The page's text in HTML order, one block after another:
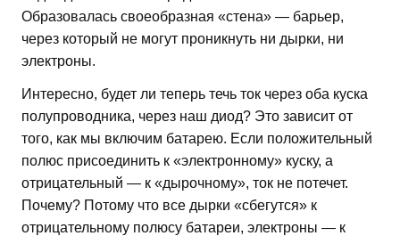
Образовалась своеобразная «стена» — барьер,
через который не могут проникнуть ни дырки, ни
электроны.
Интересно, будет ли теперь течь ток через оба куска
полупроводника, через наш диод? Это зависит от
того, как мы включим батарею. Если положительный
полюс присоединить к «электронному» куску, а
отрицательный — к «дырочному», ток не потечет.
Почему? Потому что все дырки «сбегутся» к
отрицательному полюсу батареи, электроны — к